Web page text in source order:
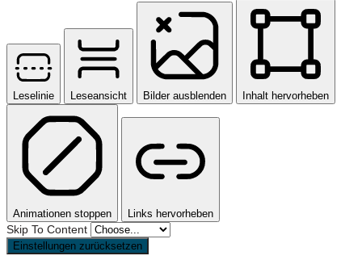
Leselinie Leseansicht Bilder ausblenden Inhalt hervorheben
Animationen stoppen Links hervorheben
Skip To Content
Einstellungen zurücksetzen